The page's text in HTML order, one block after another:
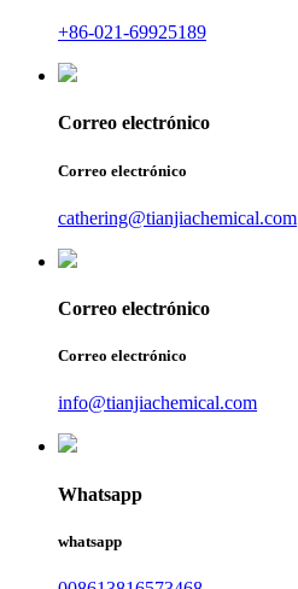
+86-021-69925189
Correo electrónico
Correo electrónico
cathering@tianjiachemical.com
Correo electrónico
Correo electrónico
info@tianjiachemical.com
Whatsapp
whatsapp